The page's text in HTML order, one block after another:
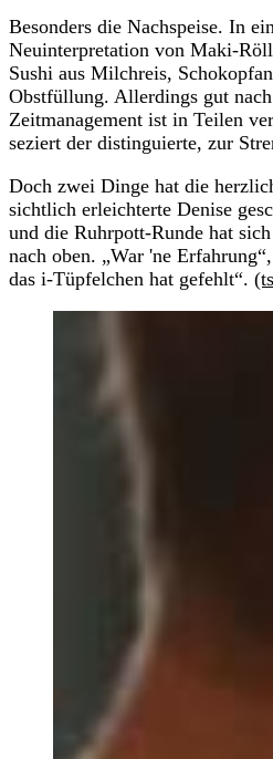
Besonders die Nachspeise. In
Neuinterpretation von Maki-
Sushi aus Milchreis,
Obstfüllung. Allerdings gut
Zeitmanagement ist in Teilen
seziert der distinguierte, zur
Doch zwei Dinge hat die
sichtlich erleichterte Denise
und die Ruhrpott-Runde hat
nach oben. „War 'ne
das i-Tüpfelchen hat gefehlt“.